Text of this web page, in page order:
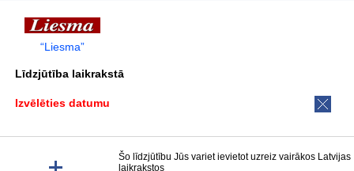
“Liesma”
Līdzjūtība laikrakstā
Izvēlēties datumu
Šo līdzjūtību Jūs variet ievietot uzreiz vairākos Latvijas
laikrakstos